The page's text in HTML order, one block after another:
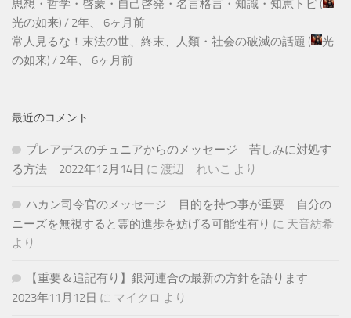
思想・哲学・啓蒙・自己啓発・名言格言・知識・知恵トピ (
光の如来) / 2年、 6ヶ月前
常人見るな！末法の世、終末、人類・社会の破滅の話題 (
光
の如来) / 2年、 6ヶ月前
最近のコメント
プレアデスのチュニアからのメッセージ 苦しみに対処す
る方法 2022年12月14日 に 渡辺 れいこ より
ハカン司令官のメッセージ 目的を持つ事が重要 自分の
ニーズを無視すると霊的進歩を妨げる可能性有り に 天音紡希
より
【重要＆追記有り】銀河連合の最新の方針を語ります
2023年11月12日 に マイクロ より